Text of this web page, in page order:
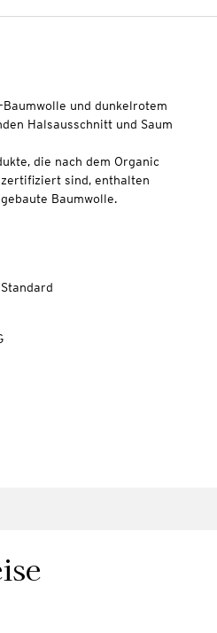
und dunkelrotem
Halsausschnitt und Saum
die nach dem Organic
sind, enthalten
Baumwolle.